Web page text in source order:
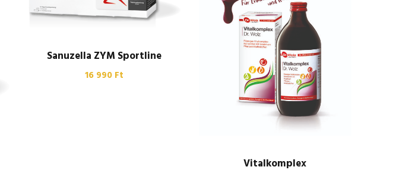
Sanuzella ZYM Sportline
16 990 Ft
Vitalkomplex